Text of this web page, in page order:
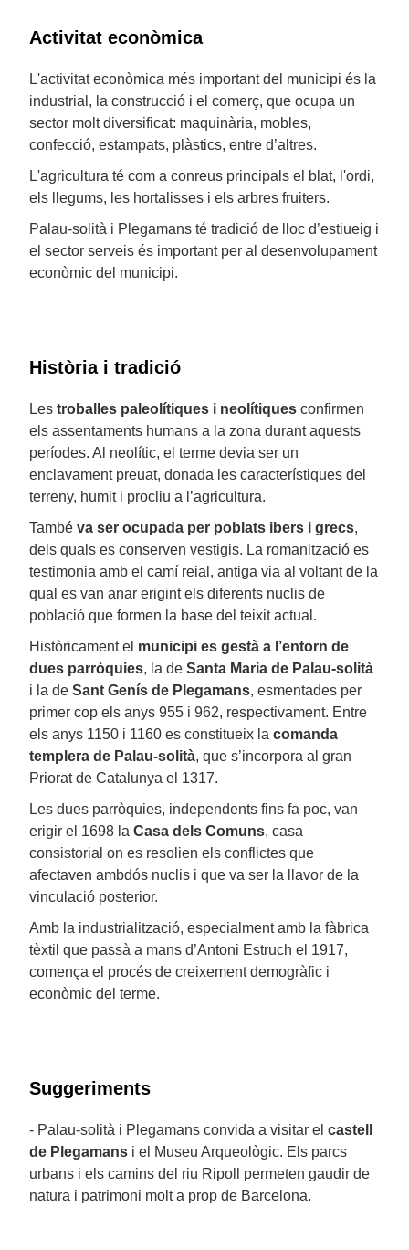
Activitat econòmica
L'activitat econòmica més important del municipi és la
industrial, la construcció i el comerç, que ocupa un
sector molt diversificat: maquinària, mobles,
confecció, estampats, plàstics, entre d’altres.
L'agricultura té com a conreus principals el blat, l'ordi,
els llegums, les hortalisses i els arbres fruiters.
Palau-solità i Plegamans té tradició de lloc d’estiueig i
el sector serveis és important per al desenvolupament
econòmic del municipi.
Història i tradició
Les troballes paleolítiques i neolítiques confirmen
els assentaments humans a la zona durant aquests
períodes. Al neolític, el terme devia ser un
enclavament preuat, donada les característiques del
terreny, humit i procliu a l’agricultura.
També va ser ocupada per poblats ibers i grecs,
dels quals es conserven vestigis. La romanització es
testimonia amb el camí reial, antiga via al voltant de la
qual es van anar erigint els diferents nuclis de
població que formen la base del teixit actual.
Històricament el municipi es gestà a l’entorn de
dues parròquies, la de Santa Maria de Palau-solità
i la de Sant Genís de Plegamans, esmentades per
primer cop els anys 955 i 962, respectivament. Entre
els anys 1150 i 1160 es constitueix la comanda
templera de Palau-solità, que s’incorpora al gran
Priorat de Catalunya el 1317.
Les dues parròquies, independents fins fa poc, van
erigir el 1698 la Casa dels Comuns, casa
consistorial on es resolien els conflictes que
afectaven ambdós nuclis i que va ser la llavor de la
vinculació posterior.
Amb la industrialització, especialment amb la fàbrica
tèxtil que passà a mans d’Antoni Estruch el 1917,
comença el procés de creixement demogràfic i
econòmic del terme.
Suggeriments
- Palau-solità i Plegamans convida a visitar el castell
de Plegamans i el Museu Arqueològic. Els parcs
urbans i els camins del riu Ripoll permeten gaudir de
natura i patrimoni molt a prop de Barcelona.